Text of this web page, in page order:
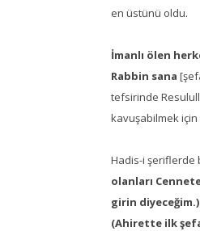
en üstünü oldu.
İmanlı ölen
Rabbin sana
tefsirinde
kavuşabilmek için
Hadis-i şeriflerde
olanları
girin diyeceğim.)
(Ahirette ilk